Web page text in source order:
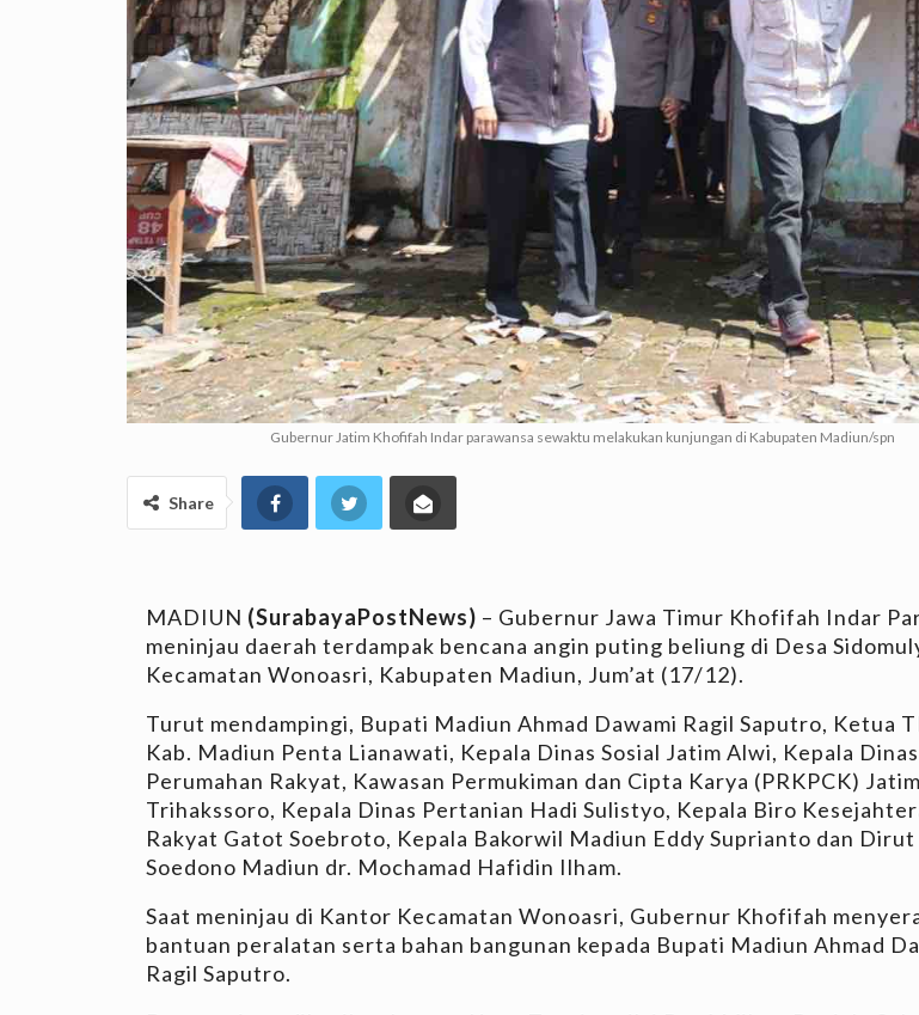
Gubernur Jatim Khofifah Indar parawansa sewaktu melakukan kunjungan di Kabupaten Madiun/spn
Share
MADIUN (SurabayaPostNews) – Gubernur Jawa Timur Khofifah Indar
meninjau daerah terdampak bencana angin puting beliung di Desa
Kecamatan Wonoasri, Kabupaten Madiun, Jum’at (17/12).
Turut mendampingi, Bupati Madiun Ahmad Dawami Ragil Saputro, Ketua
Kab. Madiun Penta Lianawati, Kepala Dinas Sosial Jatim Alwi, Kepala Dinas
Perumahan Rakyat, Kawasan Permukiman dan Cipta Karya (PRKPCK)
Trihakssoro, Kepala Dinas Pertanian Hadi Sulistyo, Kepala Biro
Rakyat Gatot Soebroto, Kepala Bakorwil Madiun Eddy Suprianto dan Dirut
Soedono Madiun dr. Mochamad Hafidin Ilham.
Saat meninjau di Kantor Kecamatan Wonoasri, Gubernur Khofifah
bantuan peralatan serta bahan bangunan kepada Bupati Madiun Ahmad
Ragil Saputro.